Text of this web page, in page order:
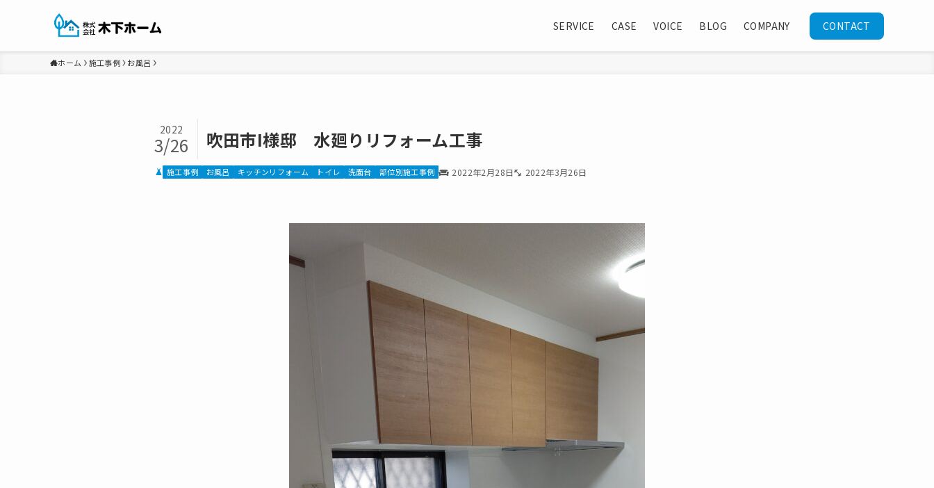
SERVICE CASE VOICE BLOG COMPANY CONTACT
ホーム 施工事例 お風呂
吹田市I様邸 水廻りリフォーム工事
2022
3/26
施工事例 お風呂 キッチンリフォーム トイレ 洗面台 部位別施工事例 2022年2月28日 2022年3月26日